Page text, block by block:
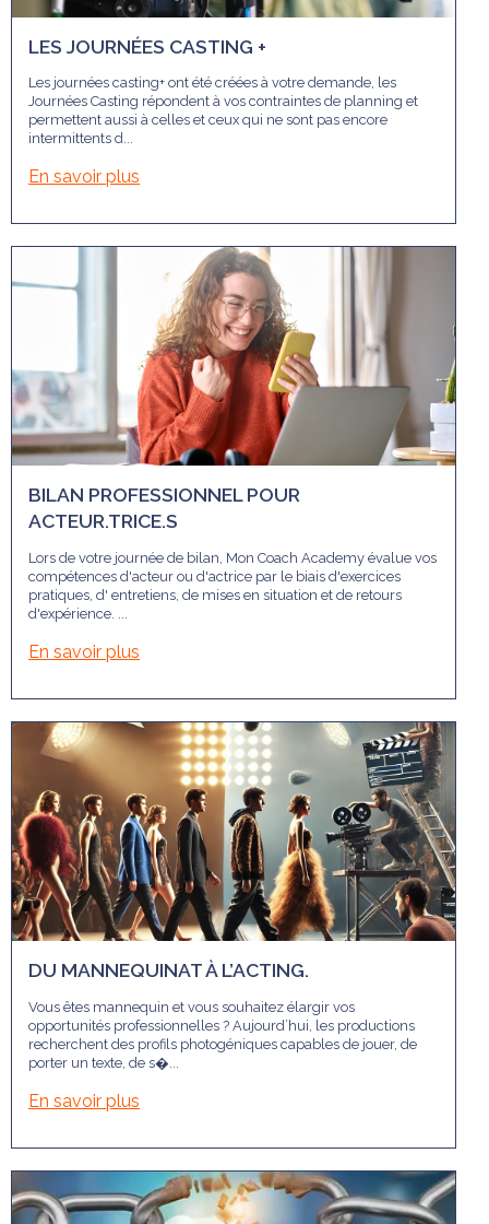
LES JOURNÉES CASTING +
Les journées casting+ ont été créées à votre demande, les
Journées Casting répondent à vos contraintes de planning et
permettent aussi à celles et ceux qui ne sont pas encore
intermittents d...
En savoir plus
BILAN PROFESSIONNEL POUR
ACTEUR.TRICE.S
Lors de votre journée de bilan, Mon Coach Academy évalue vos
compétences d'acteur ou d'actrice par le biais d'exercices
pratiques, d' entretiens, de mises en situation et de retours
d'expérience. ...
En savoir plus
DU MANNEQUINAT À L’ACTING.
Vous êtes mannequin et vous souhaitez élargir vos
opportunités professionnelles ? Aujourd’hui, les productions
recherchent des profils photogéniques capables de jouer, de
porter un texte, de s�...
En savoir plus